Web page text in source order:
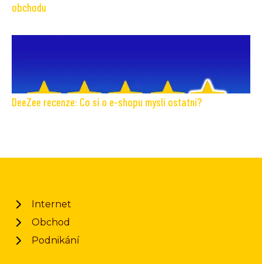
obchodu
DeeZee recenze: Co si o e-shopu myslí ostatní?
Internet
Obchod
Podnikání